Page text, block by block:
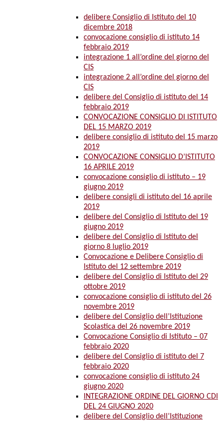
delibere Consiglio di Istituto del 10
dicembre 2018
convocazione consiglio di istituto 14
febbraio 2019
integrazione 1 all’ordine del giorno del
CIS
integrazione 2 all’ordine del giorno del
CIS
delibere del Consiglio di istituto del 14
febbraio 2019
CONVOCAZIONE CONSIGLIO DI ISTITUTO
DEL 15 MARZO 2019
delibere consiglio di istituto del 15 marzo
2019
CONVOCAZIONE CONSIGLIO D’ISTITUTO
16 APRILE 2019
convocazione consiglio di istituto – 19
giugno 2019
delibere consigli di istituto del 16 aprile
2019
delibere del Consiglio di Istituto del 19
giugno 2019
delibere del Consiglio di Istituto del
giorno 8 luglio 2019
Convocazione e Delibere Consiglio di
Istituto del 12 settembre 2019
delibere del Consiglio di Istituto del 29
ottobre 2019
convocazione consiglio di istituto del 26
novembre 2019
delibere del Consiglio dell’Istituzione
Scolastica del 26 novembre 2019
Convocazione Consiglio di Istituto – 07
febbraio 2020
delibere del Consiglio di istituto del 7
febbraio 2020
convocazione consiglio di istituto 24
giugno 2020
INTEGRAZIONE ORDINE DEL GIORNO CDI
DEL 24 GIUGNO 2020
delibere del Consiglio dell’Istituzione